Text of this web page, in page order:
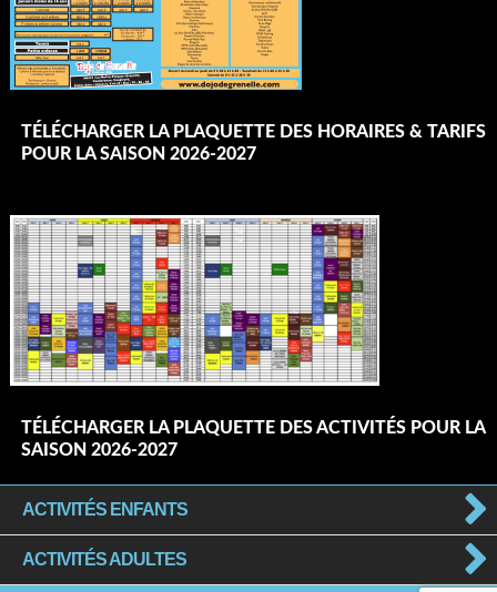
TÉLÉCHARGER LA PLAQUETTE DES HORAIRES & TARIFS
POUR LA SAISON 2026-2027
TÉLÉCHARGER LA PLAQUETTE DES ACTIVITÉS POUR LA
SAISON 2026-2027
ACTIVITÉS ENFANTS
ACTIVITÉS ADULTES